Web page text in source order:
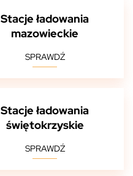
Stacje ładowania
mazowieckie
SPRAWDŹ
Stacje ładowania
świętokrzyskie
SPRAWDŹ